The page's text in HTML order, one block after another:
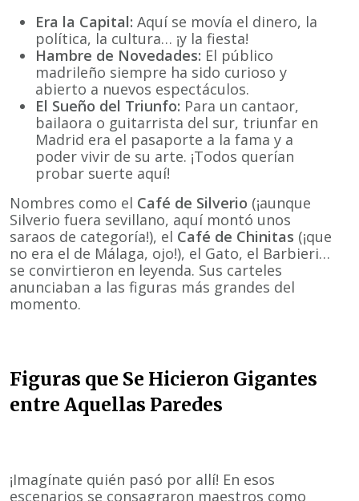
Era la Capital: Aquí se movía el dinero, la
política, la cultura… ¡y la fiesta!
Hambre de Novedades: El público
madrileño siempre ha sido curioso y
abierto a nuevos espectáculos.
El Sueño del Triunfo: Para un cantaor,
bailaora o guitarrista del sur, triunfar en
Madrid era el pasaporte a la fama y a
poder vivir de su arte. ¡Todos querían
probar suerte aquí!
Nombres como el Café de Silverio (¡aunque
Silverio fuera sevillano, aquí montó unos
saraos de categoría!), el Café de Chinitas (¡que
no era el de Málaga, ojo!), el Gato, el Barbieri…
se convirtieron en leyenda. Sus carteles
anunciaban a las figuras más grandes del
momento.
Figuras que Se Hicieron Gigantes
entre Aquellas Paredes
¡Imagínate quién pasó por allí! En esos
escenarios se consagraron maestros como